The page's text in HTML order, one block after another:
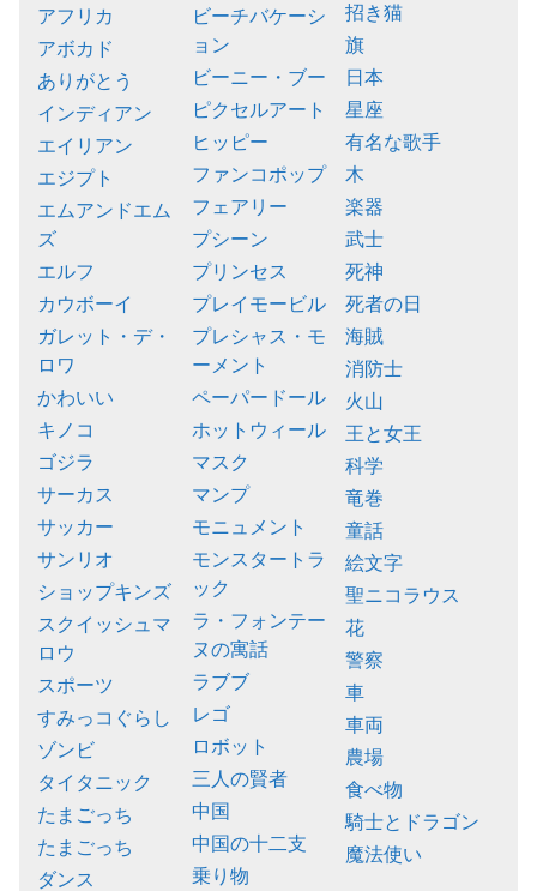
アフリカ
アボカド
ありがとう
インディアン
エイリアン
エジプト
エムアンドエム
ズ
エルフ
カウボーイ
ガレット・デ・
ロワ
かわいい
キノコ
ゴジラ
サーカス
サッカー
サンリオ
ショップキンズ
スクイッシュマ
ロウ
スポーツ
すみっコぐらし
ゾンビ
タイタニック
たまごっち
たまごっち
ダンス
ビーチバケーシ
ョン
ビーニー・ブー
ピクセルアート
ヒッピー
ファンコポップ
フェアリー
プシーン
プリンセス
プレイモービル
プレシャス・モ
ーメント
ペーパードール
ホットウィール
マスク
マンプ
モニュメント
モンスタートラ
ック
ラ・フォンテー
ヌの寓話
ラブブ
レゴ
ロボット
三人の賢者
中国
中国の十二支
乗り物
招き猫
旗
日本
星座
有名な歌手
木
楽器
武士
死神
死者の日
海賊
消防士
火山
王と女王
科学
竜巻
童話
絵文字
聖ニコラウス
花
警察
車
車両
農場
食べ物
騎士とドラゴン
魔法使い